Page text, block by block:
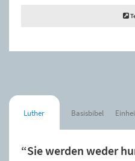
Luther Basisbibel
“Sie werden weder